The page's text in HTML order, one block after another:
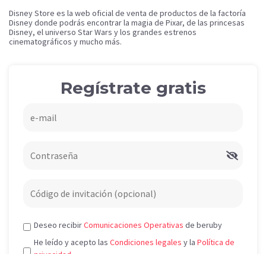
Disney Store es la web oficial de venta de productos de la factoría
Disney donde podrás encontrar la magia de Pixar, de las princesas
Disney, el universo Star Wars y los grandes estrenos
cinematográficos y mucho más.
Regístrate gratis
Deseo recibirComunicaciones Operativas de beruby
He leído y acepto las Condiciones legales y la Política de